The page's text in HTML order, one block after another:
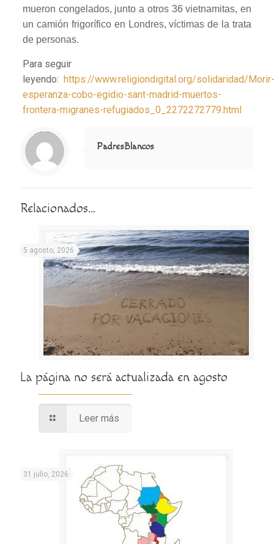
mueron congelados, junto a otros 36 vietnamitas, en
un camión frigorífico en Londres, víctimas de la trata
de personas.
Para seguir
leyendo: https://www.religiondigital.org/solidaridad/Morir-
esperanza-cobo-egidio-sant-madrid-muertos-
frontera-migranes-refugiados_0_2272272779.html
Notice
: Trying to access array offset on value of type null in
/home/misioner/public_html/padresblancos/themes/betheme/includes/content-single.php
on line
286
PadresBlancos
Relacionados...
5 agosto, 2026
La página no será actualizada en agosto
Leer más
31 julio, 2026